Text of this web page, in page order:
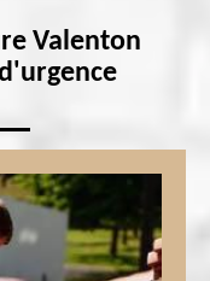
Valenton